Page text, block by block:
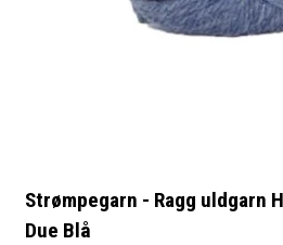
Strømpegarn - Ragg uldgarn
Due Blå